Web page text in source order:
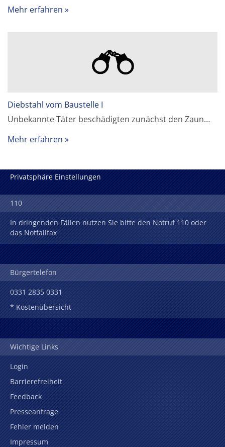
Mehr erfahren
Diebstahl vom Baustelle I
Unbekannte Täter beschädigten zunächst den Zaun…
Mehr erfahren
Privatsphäre Einstellungen
110
In dringenden Fällen nutzen Sie bitte den Notruf 110 oder
das Notfallfax
Bürgertelefon
0331 2835 0331
* Kostenübersicht
Wichtige Links
Login
Barrierefreiheit
Feedback
Presseanfrage
Fehler melden
Impressum